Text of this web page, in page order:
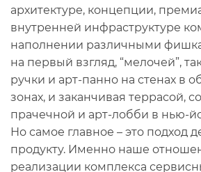
архитектуре, концепции,
внутренней инфраструктуре
наполнении различными
на первый взгляд, “мелочей”,
ручки и арт-панно на стенах в
зонах, и заканчивая террасой,
прачечной и арт-лобби в нью-
Но самое главное – это подход
продукту. Именно наше
реализации комплекса